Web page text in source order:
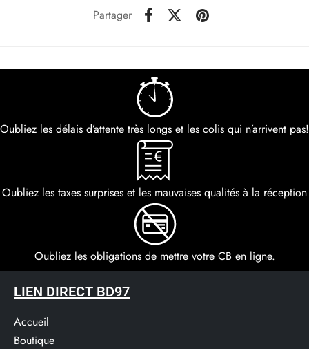
Partager
Oubliez les délais d’attente très longs et les colis qui n’arrivent pas!
Oubliez les taxes surprises et les mauvaises qualités à la réception
Oubliez les obligations de mettre votre CB en ligne.
LIEN DIRECT BD97
Accueil
Boutique